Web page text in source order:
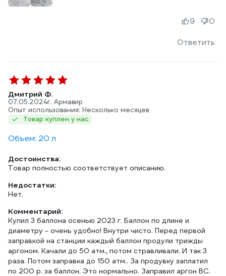
Ответить
9 0
Дмитрий Ф.
07.05.2024г. Армавир
Опыт использования: Несколько месяцев
Товар куплен у нас
Объем: 20 л
Достоинства:
Товар полностью соответствует описанию.
Недостатки:
Нет.
Комментарий:
Купил 3 баллона осенью 2023 г. Баллон по длине и
диаметру - очень удобно! Внутри чисто. Перед первой
заправкой на станции каждый баллон продули трижды
аргоном. Качали до 50 атм., потом стравливали. И так 3
раза. Потом заправка до 150 атм.. За продувку заплатил
по 200 р. за баллон. Это нормально. Заправил аргон ВС.